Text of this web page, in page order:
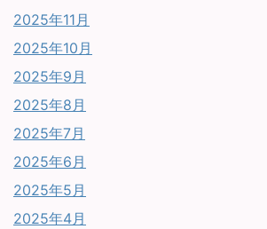
2025年11月
2025年10月
2025年9月
2025年8月
2025年7月
2025年6月
2025年5月
2025年4月